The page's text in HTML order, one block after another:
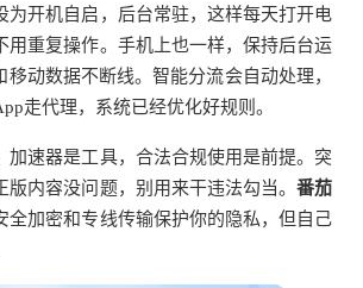
为开机自启，后台常驻，这样每天打开电
用重复操作。手机上也一样，保持后台运
移动数据不断线。智能分流会自动处理，
走代理，系统已经优化好规则。
加速器是工具，合法合规使用是前提。突
版内容没问题，别用来干违法勾当。 番茄
全加密和专线传输保护你的隐私，但自己